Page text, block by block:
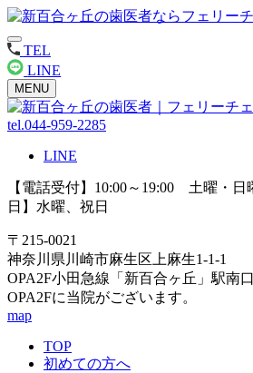
TEL
LINE
MENU
tel.044-959-2285
LINE
【電話受付】10:00～19:00 土曜・
日】水曜、祝日
〒215-0021
神奈川県川崎市麻生区上麻生1-1-1
OPA2F小田急線「新百合ヶ丘」駅南
OPA2Fに当院がございます。
map
TOP
初めての方へ